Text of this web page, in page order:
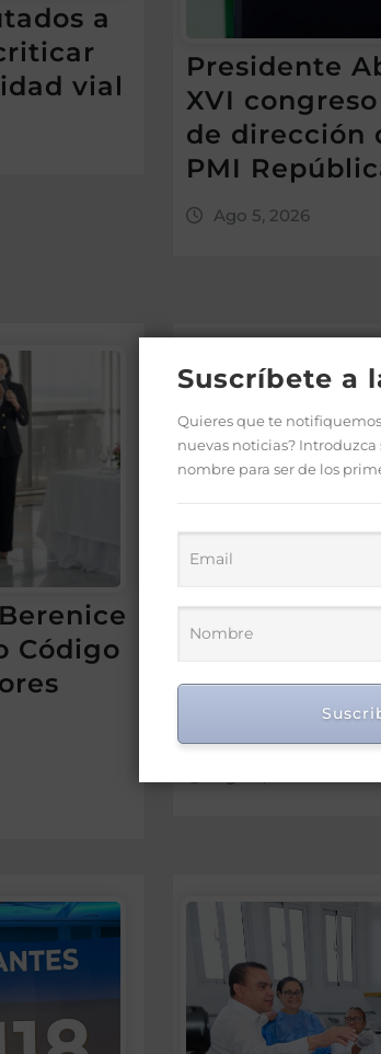
a
vial
Presidente
XVI
de dirección
PMI
Ago 5, 2026
Código
estudiantes
ciencias y
Suscríbete a
Quieres que te
nuevas noticias? Introduzca
nombre para ser de los